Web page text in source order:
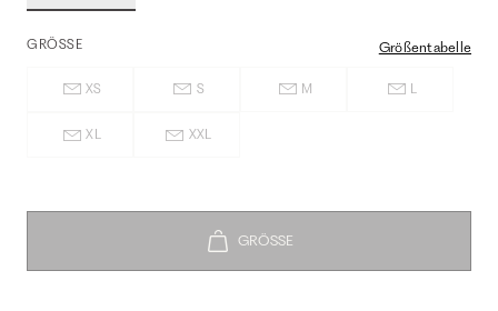
GRÖSSE Größentabelle
XS S M L
XL XXL